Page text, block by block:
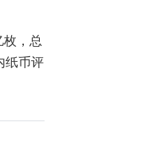
枚，总
纸币评